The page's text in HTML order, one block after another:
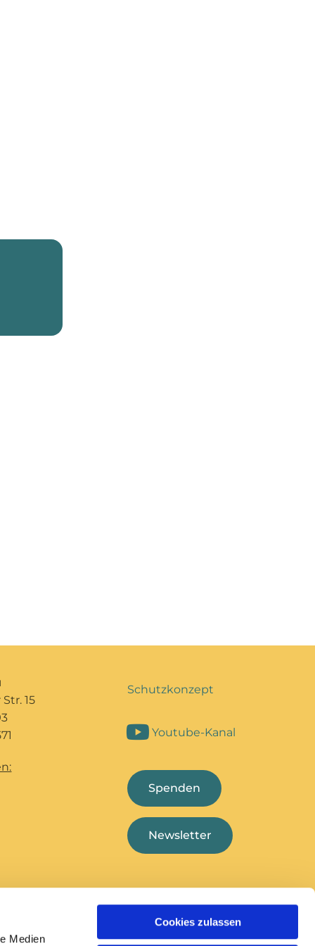
Medien
Cookies zulassen
15
Schutzkonzept
Youtube-Kanal
Spenden
Newsletter
Marcel